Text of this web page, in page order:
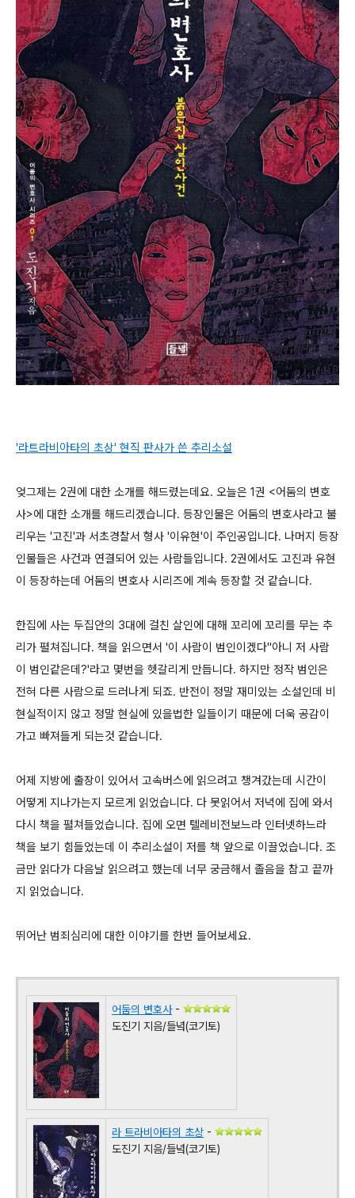
'라트라비아타의 초상' 현직 판사가 쓴 추리소설
엊그제는 2권에 대한 소개를 해드렸는데요. 오늘은 1권 <어둠의 변호
사>에 대한 소개를 해드리겠습니다. 등장인물은 어둠의 변호사라고 불
리우는 '고진'과 서초경찰서 형사 '이유현'이 주인공입니다. 나머지 등장
인물들은 사건과 연결되어 있는 사람들입니다. 2권에서도 고진과 유현
이 등장하는데 어둠의 변호사 시리즈에 계속 등장할 것 같습니다.
한집에 사는 두집안의 3대에 걸친 살인에 대해 꼬리에 꼬리를 무는 추
리가 펼쳐집니다. 책을 읽으면서 '이 사람이 범인이겠다''아니 저 사람
이 범인같은데?'라고 몇번을 헷갈리게 만듭니다. 하지만 정작 범인은
전혀 다른 사람으로 드러나게 되죠. 반전이 정말 재미있는 소설인데 비
현실적이지 않고 정말 현실에 있을법한 일들이기 때문에 더욱 공감이
가고 빠져들게 되는것 같습니다.
어제 지방에 출장이 있어서 고속버스에 읽으려고 챙겨갔는데 시간이
어떻게 지나가는지 모르게 읽었습니다. 다 못읽어서 저녁에 집에 와서
다시 책을 펼쳐들었습니다. 집에 오면 텔레비전보느라 인터넷하느라
책을 보기 힘들었는데 이 추리소설이 저를 책 앞으로 이끌었습니다. 조
금만 읽다가 다음날 읽으려고 했는데 너무 궁금해서 졸음을 참고 끝까
지 읽었습니다.
뛰어난 범죄심리에 대한 이야기를 한번 들어보세요.
어둠의 변호사-
도진기 지음/들녘(코기토)
라 트라비아타의 초상 -
도진기 지음/들녘(코기토)